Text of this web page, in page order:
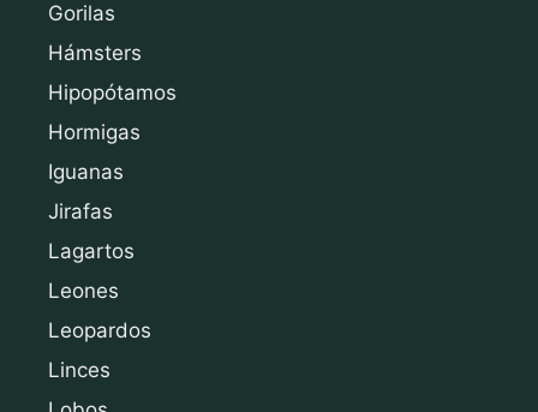
Gorilas
Hámsters
Hipopótamos
Hormigas
Iguanas
Jirafas
Lagartos
Leones
Leopardos
Linces